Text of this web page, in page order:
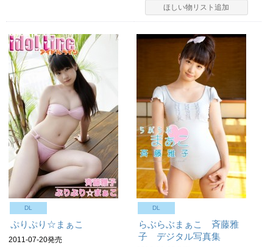
ほしい物リスト追加
DL
ぷりぷり☆まぁこ
2011-07-20発売
DL
らぶらぶまぁこ 斉藤雅
子 デジタル写真集